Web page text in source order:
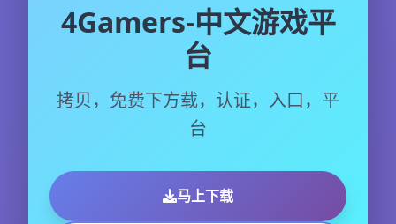
4Gamers-中文游戏平
台
拷贝，免费下方载，认证，入口，平
台
马上下载